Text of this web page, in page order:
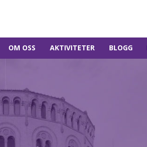
OM OSS AKTIVITETER BLOGG